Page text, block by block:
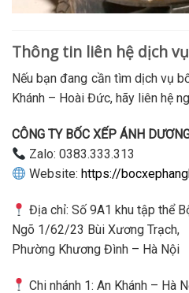
Thông tin liên hệ dịch
Nếu bạn đang cần tìm dịch vụ
Khánh – Hoài Đức, hãy liên hệ
CÔNG TY BỐC XẾP ÁNH
Zalo: 0383.333.313
Website: https://
Địa chỉ: Số 9A1 khu tập thể
Ngõ 1/62/23 Bùi Xương Trạch,
Phường Khương Đình – Hà Nội
Chi nhánh 1: An Khánh – Hà